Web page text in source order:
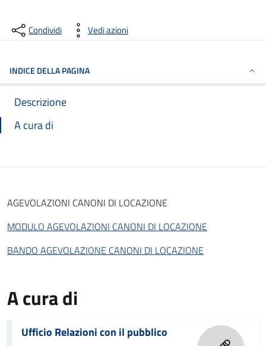
Condividi Vedi azioni
INDICE DELLA PAGINA
Descrizione
A cura di
AGEVOLAZIONI CANONI DI LOCAZIONE
MODULO AGEVOLAZIONI CANONI DI LOCAZIONE
BANDO AGEVOLAZIONE CANONI DI LOCAZIONE
A cura di
Ufficio Relazioni con il pubblico